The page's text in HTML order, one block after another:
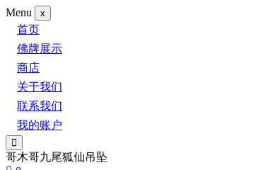
Menu x
首页
佛牌展示
商店
关于我们
联系我们
我的账户
哥木哥九尾狐仙吊坠